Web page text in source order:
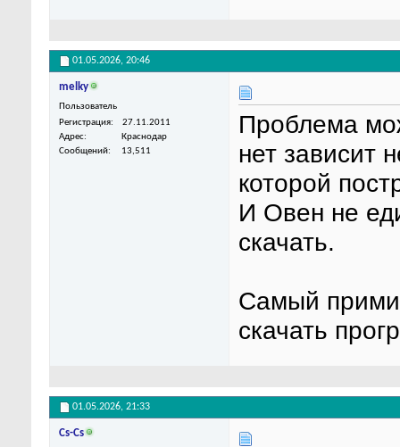
01.05.2026, 20:46
melky
Пользователь
Регистрация
27.11.2011
Адрес
Краснодар
Сообщений
13,511
Проблема
нет зависит
которой
И Овен не
скачать.
Самый
скачать
01.05.2026, 21:33
Cs-Cs